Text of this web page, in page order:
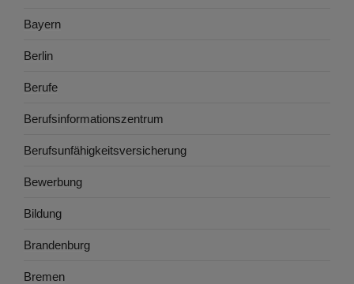
Bayern
Berlin
Berufe
Berufsinformationszentrum
Berufsunfähigkeitsversicherung
Bewerbung
Bildung
Brandenburg
Bremen